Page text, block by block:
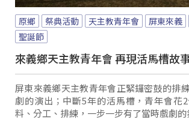
原鄉 祭典活動 天主教青年會 屏東來義
聖誕節
來義鄉天主教青年會 再現活馬槽故
屏東來義鄉天主教青年會正緊鑼密鼓的排
劇的演出；中斷5年的活馬槽，青年會花
料、分工、排練，一步一步有了當時戲劇的